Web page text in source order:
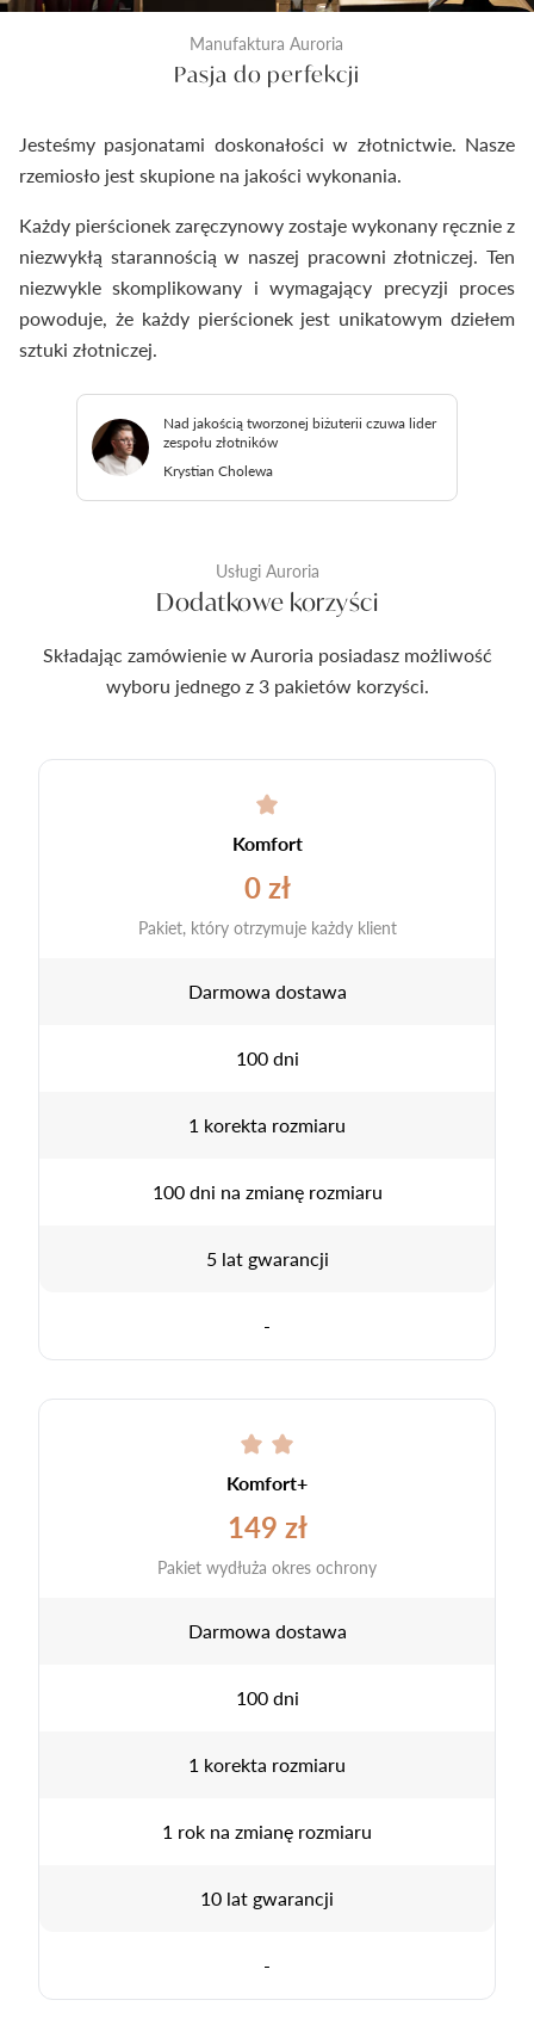
Manufaktura Auroria
Pasja do perfekcji
Jesteśmy pasjonatami doskonałości w złotnictwie. Nasze
rzemiosło jest skupione na jakości wykonania.
Każdy pierścionek zaręczynowy zostaje wykonany ręcznie z
niezwykłą starannością w naszej pracowni złotniczej. Ten
niezwykle skomplikowany i wymagający precyzji proces
powoduje, że każdy pierścionek jest unikatowym dziełem
sztuki złotniczej.
Nad jakością tworzonej biżuterii czuwa lider
zespołu złotników
Krystian Cholewa
Usługi Auroria
Dodatkowe korzyści
Składając zamówienie w Auroria posiadasz możliwość
wyboru jednego z 3 pakietów korzyści.
Komfort
0 zł
Pakiet, który otrzymuje każdy klient
Darmowa dostawa
100 dni
1 korekta rozmiaru
100 dni na zmianę rozmiaru
5 lat gwarancji
-
Komfort+
149 zł
Pakiet wydłuża okres ochrony
Darmowa dostawa
100 dni
1 korekta rozmiaru
1 rok na zmianę rozmiaru
10 lat gwarancji
-